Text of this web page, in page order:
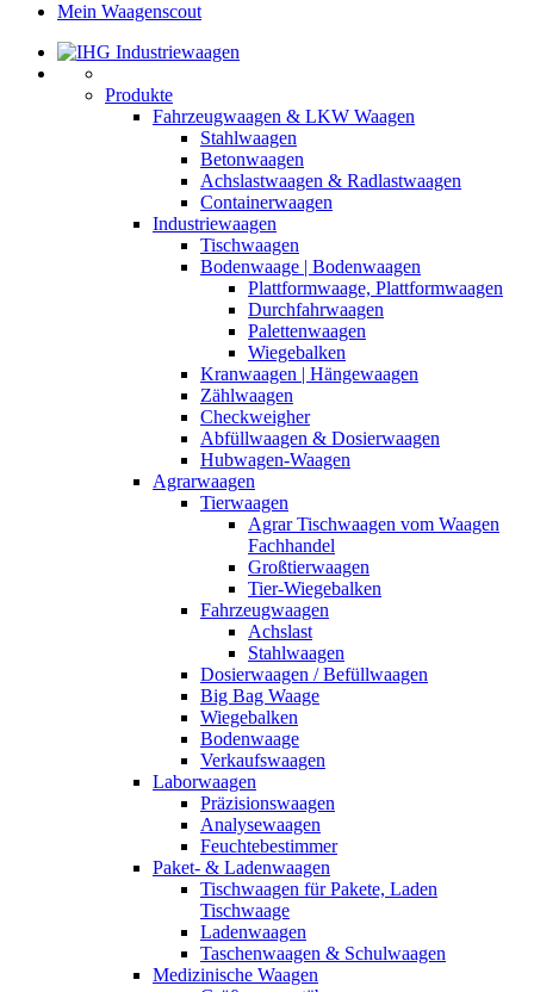
Mein Waagenscout
Produkte
Fahrzeugwaagen & LKW Waagen
Stahlwaagen
Betonwaagen
Achslastwaagen & Radlastwaagen
Containerwaagen
Industriewaagen
Tischwaagen
Bodenwaage | Bodenwaagen
Plattformwaage, Plattformwaagen
Durchfahrwaagen
Palettenwaagen
Wiegebalken
Kranwaagen | Hängewaagen
Zählwaagen
Checkweigher
Abfüllwaagen & Dosierwaagen
Hubwagen-Waagen
Agrarwaagen
Tierwaagen
Agrar Tischwaagen vom Waagen
Fachhandel
Großtierwaagen
Tier-Wiegebalken
Fahrzeugwaagen
Achslast
Stahlwaagen
Dosierwaagen / Befüllwaagen
Big Bag Waage
Wiegebalken
Bodenwaage
Verkaufswaagen
Laborwaagen
Präzisionswaagen
Analysewaagen
Feuchtebestimmer
Paket- & Ladenwaagen
Tischwaagen für Pakete, Laden
Tischwaage
Ladenwaagen
Taschenwaagen & Schulwaagen
Medizinische Waagen